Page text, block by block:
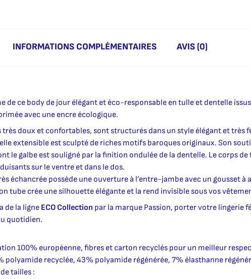
INFORMATIONS COMPLÉMENTAIRES AVIS (0)
de ce body de jour élégant et éco-responsable en tulle et dentelle
avec une encre écologique.
très doux et confortables, sont structurés dans un style élégant et très
extensible est sculpté de riches motifs baroques originaux. Son
le galbe est souligné par la finition ondulée de la dentelle. Le corps
sur le ventre et dans le dos.
échancrée possède une ouverture à l’entre-jambe avec un gousset
tube crée une silhouette élégante et la rend invisible sous vos
de la ligne ECO Collection par la marque Passion, porter votre
quotidien.
100% européenne, fibres et carton recyclés pour un meilleur
polyamide recyclée, 43% polyamide régénérée, 7% élasthanne
tailles :